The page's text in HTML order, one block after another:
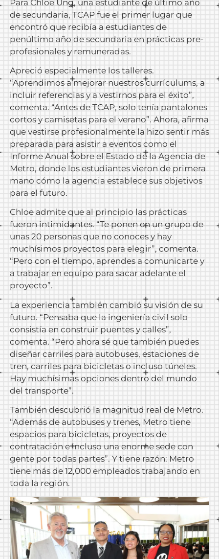
Para Chloe Ung, una estudiante de último año
de secundaria, TCAP fue el primer lugar que
encontró que recibía a estudiantes de
penúltimo año de secundaria en prácticas pre-
profesionales y remuneradas.
Apreció especialmente los talleres.
“Aprendimos a mejorar nuestros currículums, a
incluir referencias y a vestirnos para el éxito”,
comenta. “Antes de TCAP, solo tenía pantalones
cortos y camisetas para el verano”. Ahora, afirma
que vestirse profesionalmente la hizo sentir más
preparada para asistir a eventos como el
Informe Anual sobre el Estado de la Agencia de
Metro, donde los estudiantes vieron de primera
mano cómo la agencia establece sus objetivos
para el futuro.
Chloe admite que al principio las prácticas
fueron intimidantes. “Te ponen en un grupo de
unas 20 personas que no conoces y hay
muchísimos proyectos para elegir”, comenta.
“Pero con el tiempo, aprendes a comunicarte y
a trabajar en equipo para sacar adelante el
proyecto”.
La experiencia también cambió su visión de su
futuro. “Pensaba que la ingeniería civil solo
consistía en construir puentes y calles”,
comenta. “Pero ahora sé que también puedes
diseñar carriles para autobuses, estaciones de
tren, carriles para bicicletas o incluso túneles.
Hay muchísimas opciones dentro del mundo
del transporte”.
También descubrió la magnitud real de Metro.
“Además de autobuses y trenes, Metro tiene
espacios para bicicletas, proyectos de
contratación e incluso una enorme sede con
gente por todas partes”. Y tiene razón: Metro
tiene más de 12,000 empleados trabajando en
toda la región.